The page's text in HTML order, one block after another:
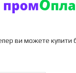
ви можете